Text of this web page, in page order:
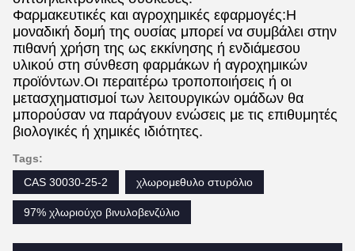
Φαρμακευτικές και αγροχημικές εφαρμογές:Η
μοναδική δομή της ουσίας μπορεί να συμβάλει στην
πιθανή χρήση της ως εκκίνησης ή ενδιάμεσου
υλικού στη σύνθεση φαρμάκων ή αγροχημικών
προϊόντων.Οι περαιτέρω τροποποιήσεις ή οι
μετασχηματισμοί των λειτουργικών ομάδων θα
μπορούσαν να παράγουν ενώσεις με τις επιθυμητές
βιολογικές ή χημικές ιδιότητες.
Tags:
CAS 30030-25-2
χλωρομεθυλο στυρόλιο
97% χλωριούχο βινυλοβενζύλιο